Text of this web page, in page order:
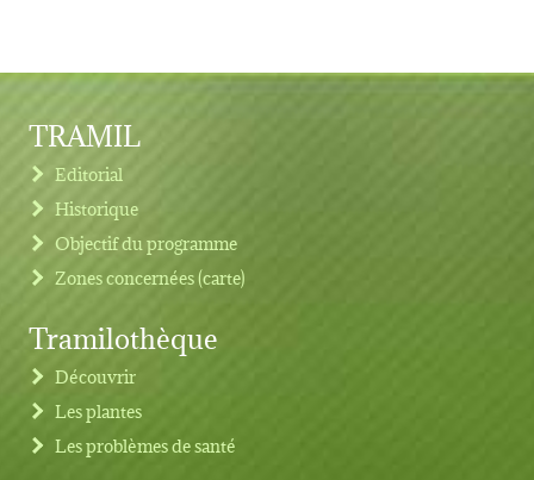
TRAMIL
Editorial
Historique
Objectif du programme
Zones concernées (carte)
Tramilothèque
Découvrir
Les plantes
Les problèmes de santé